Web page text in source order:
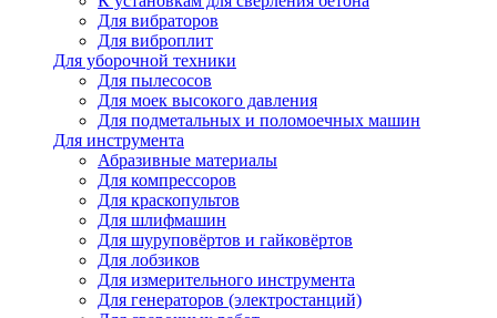
Для вибраторов
Для виброплит
Для уборочной техники
Для пылесосов
Для моек высокого давления
Для подметальных и поломоечных машин
Для инструмента
Абразивные материалы
Для компрессоров
Для краскопультов
Для шлифмашин
Для шуруповёртов и гайковёртов
Для лобзиков
Для измерительного инструмента
Для генераторов (электростанций)